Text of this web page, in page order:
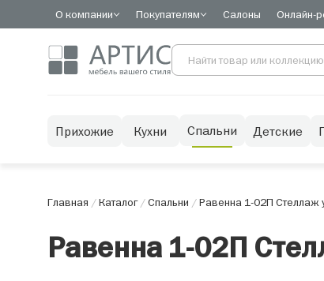
О компании Покупателям Салоны Онлайн-
Прихожие Кухни Спальни Детские
Главная /Каталог/Спальни /Равенна 1-02П Стеллаж
Равенна 1-02П